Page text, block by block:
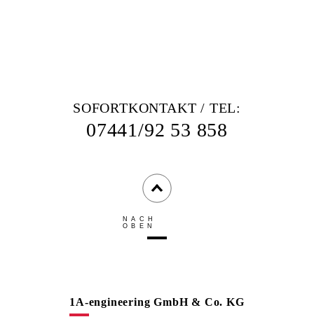
SOFORTKONTAKT / TEL:
07441/92 53 858
NACH
OBEN
1A-engineering GmbH & Co. KG